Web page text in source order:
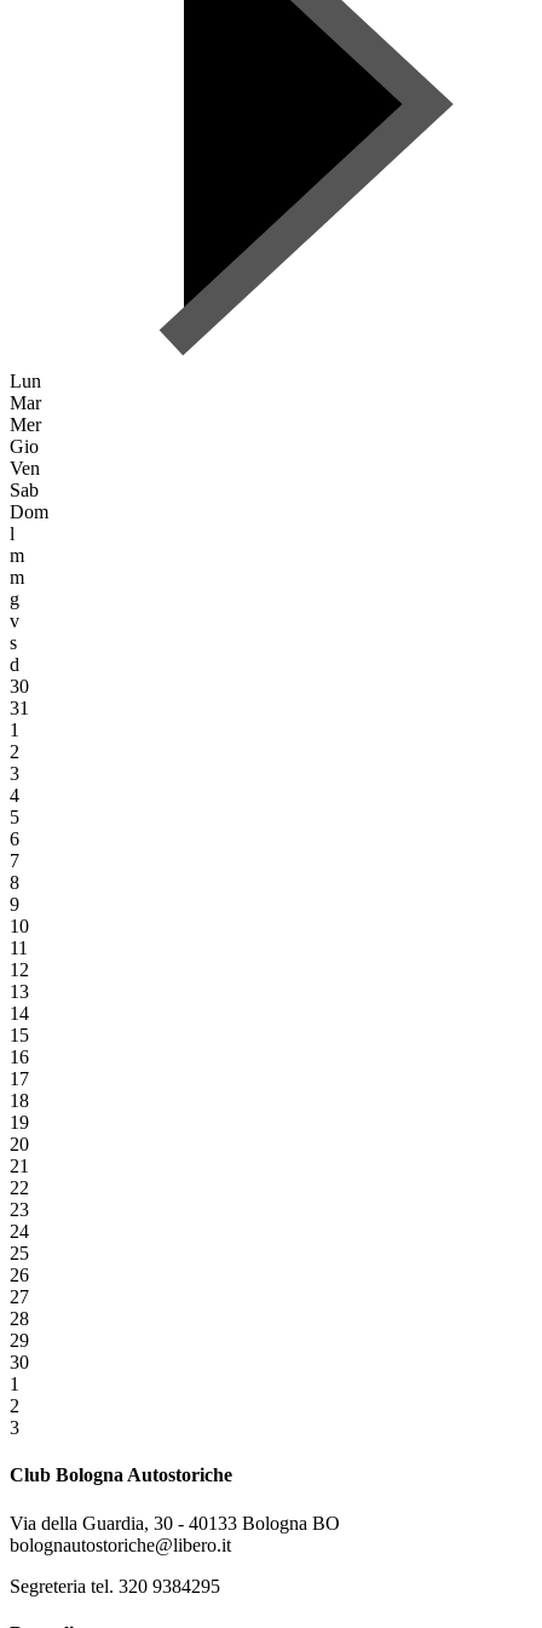
Lun
Mar
Mer
Gio
Ven
Sab
Dom
l
m
m
g
v
s
d
30
31
1
2
3
4
5
6
7
8
9
10
11
12
13
14
15
16
17
18
19
20
21
22
23
24
25
26
27
28
29
30
1
2
3
Club Bologna Autostoriche
Via della Guardia, 30 - 40133 Bologna BO
bolognautostoriche@libero.it
Segreteria tel. 320 9384295